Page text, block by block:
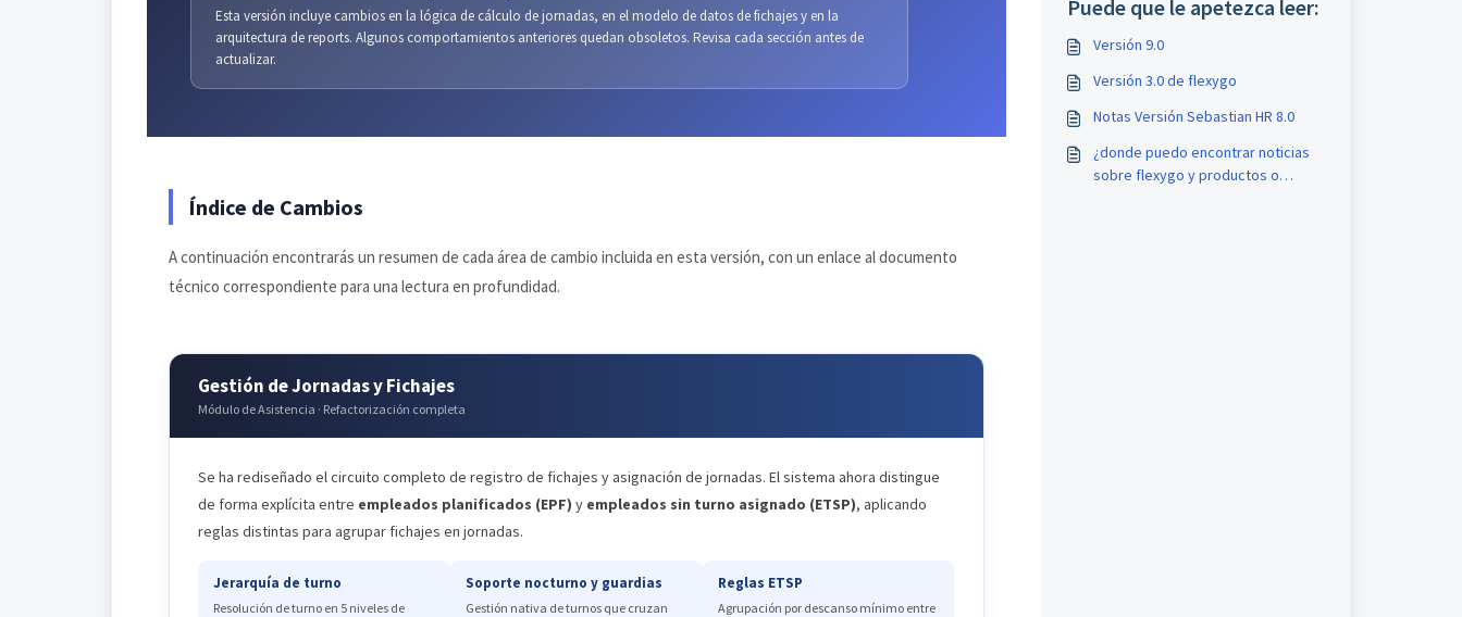
Esta versión incluye cambios en la lógica de cálculo de jornadas, en el modelo de datos de fichajes y en la
arquitectura de reports. Algunos comportamientos anteriores quedan obsoletos. Revisa cada sección antes de
actualizar.
Índice de Cambios
A continuación encontrarás un resumen de cada área de cambio incluida en esta versión, con un enlace al documento
técnico correspondiente para una lectura en profundidad.
Gestión de Jornadas y Fichajes
Módulo de Asistencia · Refactorización completa
Se ha rediseñado el circuito completo de registro de fichajes y asignación de jornadas. El sistema ahora distingue
de forma explícita entre empleados planificados (EPF) y empleados sin turno asignado (ETSP), aplicando
reglas distintas para agrupar fichajes en jornadas.
Jerarquía de turno
Resolución de turno en 5 niveles de
Soporte nocturno y guardias
Gestión nativa de turnos que cruzan
Reglas ETSP
Agrupación por descanso mínimo entre
Puede que le apetezca leer:
Versión 9.0
Versión 3.0 de flexygo
Notas Versión Sebastian HR 8.0
¿donde puedo encontrar noticias
sobre flexygo y productos o